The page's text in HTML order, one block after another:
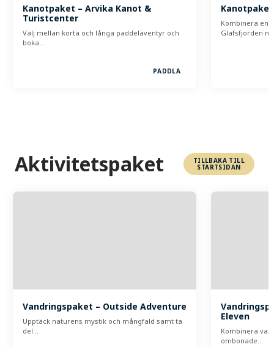
Kanotpaket – Arvika Kanot &
Turistcenter
Välj mellan korta och långa paddeläventyr och
boka…
PADDLA
Kanotpaket
Kombinera en
Glafsfjorden
Aktivitetspaket TILLBAKA TILL
STARTSIDAN
Vandringspaket – Outside Adventure
Upptäck naturens mystik och mångfald samt ta
del…
Eleven
Kombinera
ombonade…